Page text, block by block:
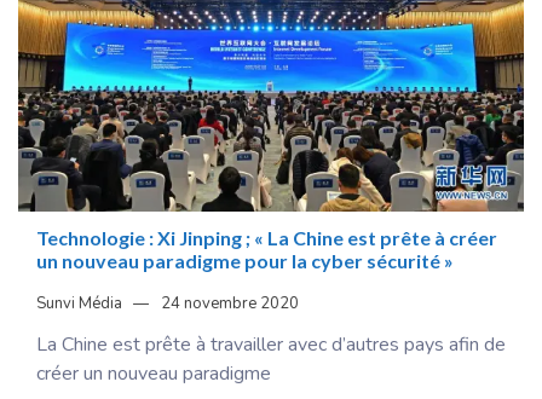
Technologie : Xi Jinping ; « La Chine est prête à créer
un nouveau paradigme pour la cyber sécurité »
Sunvi Média 24 novembre 2020
La Chine est prête à travailler avec d’autres pays afin de
créer un nouveau paradigme